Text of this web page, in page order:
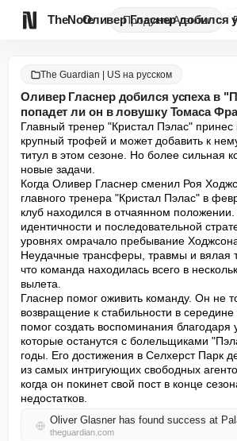
TheNote ПродуктыАгенты
The Guardian | US на русском
Оливер Гласнер добился успеха в
попадет ли он в ловушку Томаса
Главный тренер "Кристал Пэлас" принес
крупный трофей и может добавить к
титул в этом сезоне. Но более сильная
новые задачи.
Когда Оливер Гласнер сменил Роя
главного тренера "Кристал Пэлас" в
клуб находился в отчаянном положении.
идентичности и последовательной
уровнях омрачало пребывание
Неудачные трансферы, травмы и вялая
что команда находилась всего в
вылета.
Гласнер помог оживить команду. Он не
возвращение к стабильности в
помог создать воспоминания благодаря
которые останутся с болельщиками
годы. Его достижения в Селхерст Парк
из самых интригующих свободных
когда он покинет свой пост в конце
недостатков.
theguardian.com